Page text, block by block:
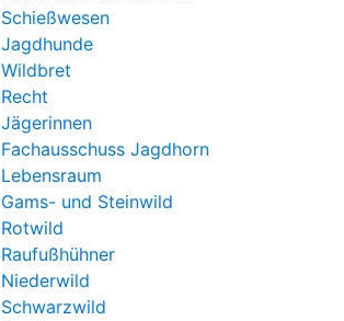
Schießwesen
Jagdhunde
Wildbret
Recht
Jägerinnen
Fachausschuss Jagdhorn
Lebensraum
Gams- und Steinwild
Rotwild
Raufußhühner
Niederwild
Schwarzwild